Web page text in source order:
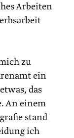
Arbeiten
zu
ein
das
An einem
stand
ich